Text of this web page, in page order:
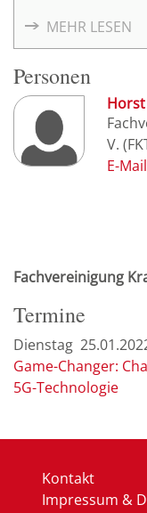
MEHR LESEN
Personen
V.
Fachvereinigung
Termine
Dienstag 25.01.
Game-Changer:
5G-Technologie
Kontakt
Impressum &